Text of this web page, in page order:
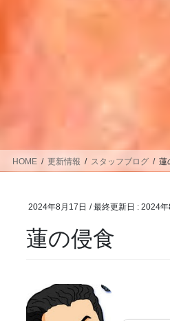
HOME 更新情報 スタッフブログ 蓮
2024年8月17日 / 最終更新日 :2024年
蓮の侵食